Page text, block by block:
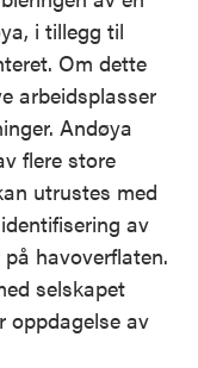
i tillegg til
Om dette
arbeidsplasser
Andøya
flere store
utrustes med
av
havoverflaten.
selskapet
oppdagelse av